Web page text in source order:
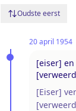
Oudste eerst
20 april 1954
[eiser] en
[Eiser]